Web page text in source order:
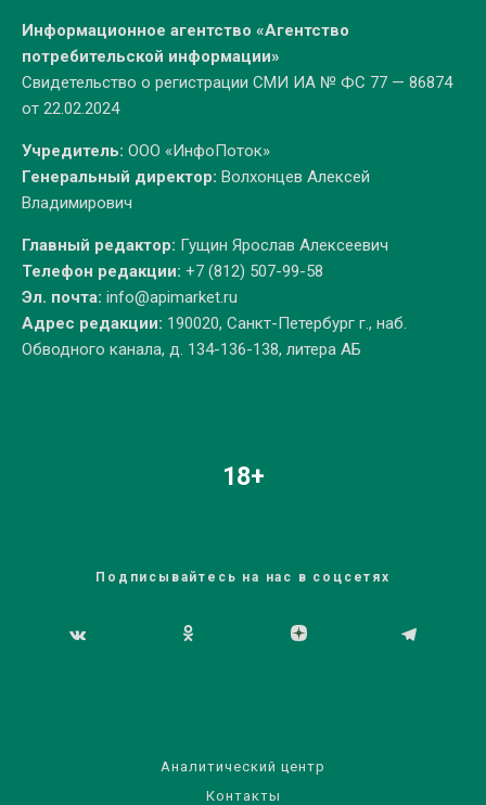
Информационное агентство «Агентство
потребительской информации»
Свидетельство о регистрации СМИ ИА № ФС 77 — 86874
от 22.02.2024
Учредитель: ООО «ИнфоПоток»
Генеральный директор: Волхонцев Алексей
Владимирович
Главный редактор: Гущин Ярослав Алексеевич
Телефон редакции: +7 (812) 507-99-58
Эл. почта: info@apimarket.ru
Адрес редакции: 190020, Санкт-Петербург г., наб.
Обводного канала, д. 134-136-138, литера АБ
18+
Подписывайтесь на нас в соцсетях
Аналитический центр
Контакты